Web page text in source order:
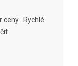
ceny . Rychlé